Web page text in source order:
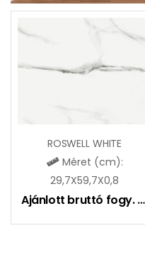
ROSWELL WHITE
Méret (cm):
29,7X59,7X0,8
Ajánlott bruttó fogy. ár: